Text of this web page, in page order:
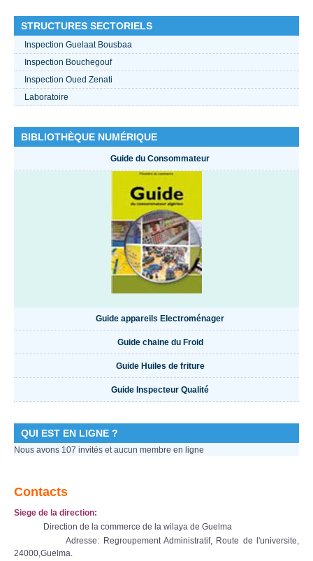
STRUCTURES SECTORIELS
Inspection Guelaat Bousbaa
Inspection Bouchegouf
Inspection Oued Zenati
Laboratoire
BIBLIOTHÈQUE NUMÉRIQUE
Guide du Consommateur
Guide appareils Electroménager
Guide chaine du Froid
Guide Huiles de friture
Guide Inspecteur Qualité
QUI EST EN LIGNE ?
Nous avons 107 invités et aucun membre en ligne
Contacts
Siege de la direction:
Direction de la commerce de la wilaya de Guelma
Adresse: Regroupement Administratif, Route de l'universite,
24000,Guelma.